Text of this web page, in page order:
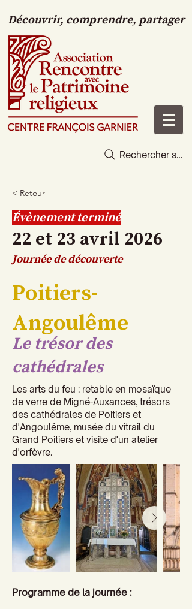
Découvrir, comprendre, partager
Rechercher sur
< Retour
Évènement terminé
22 et 23 avril 2026
Journée de découverte
Poitiers-
Angoulême
Le trésor des
cathédrales
Les arts du feu : retable en mosaïque
de verre de Migné-Auxances, trésors
des cathédrales de Poitiers et
d'Angoulême, musée du vitrail du
Grand Poitiers et visite d'un atelier
d'orfèvre.
Programme de la journée :